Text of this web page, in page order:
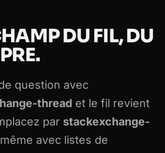
DU FIL, DU
question avec
thread et le fil revient
par stackexchange-
avec listes de